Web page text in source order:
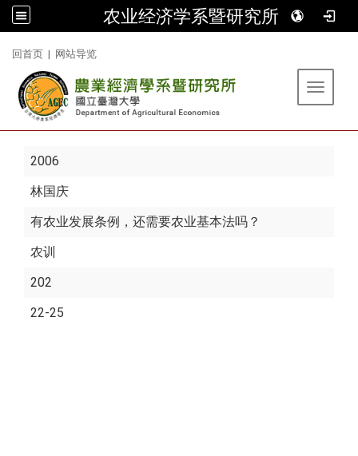
农业经济学系暨研究所
回首页 | 网站导览
Toggle
2006
林国庆
有农业发展条例，还需要农业基本法吗？
农训
202
22-25